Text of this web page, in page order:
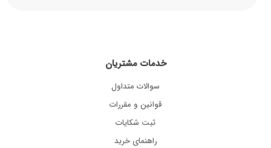
خدمات مشتریان
سوالات متداول
قوانین و مقررات
ثبت شکایات
راهنمای خرید